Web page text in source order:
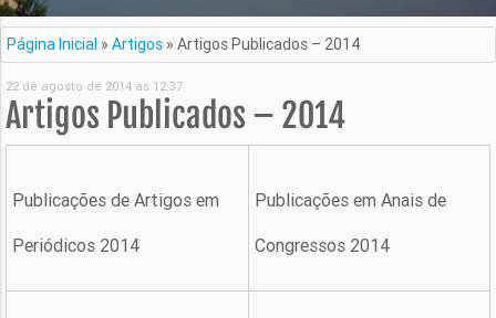
Página Inicial » Artigos » Artigos Publicados – 2014
22 de agosto de 2014 as 12:37
Artigos Publicados – 2014
Publicações de Artigos em
Periódicos 2014
Publicações em Anais de
Congressos 2014